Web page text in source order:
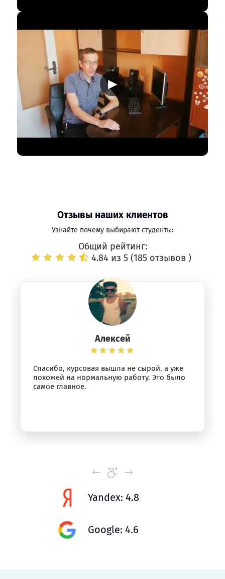
▶
Отзывы наших клиентов
Узнайте почему выбирают студенты:
Общий рейтинг:
4.84 из 5 (185 отзывов )
Алексей
Спасибо, курсовая вышла не сырой, а уже
похожей на нормальную работу. Это было
самое главное.
Yandex: 4.8
Google: 4.6